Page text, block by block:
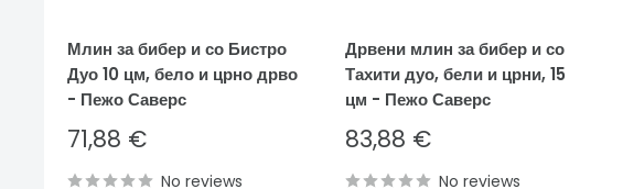
Млин за бибер и со Бистро
Дуо 10 цм, бело и црно дрво
- Пежо Саверс
Sale
price
71,88 €
No reviews
Дрвени млин за бибер и со
Тахити дуо, бели и црни, 15
цм - Пежо Саверс
Sale
price
83,88 €
No reviews